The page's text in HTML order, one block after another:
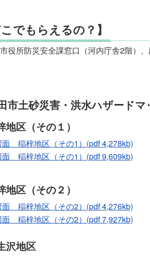
こでもらえるの？】
役所防災安全課窓口（河内庁舎2階）
市土砂災害・洪水ハザード
地区（その１）
面 稲梓地区（その1）(pdf 4,278kb)
面 稲梓地区（その1）(pdf 9,609kb)
地区（その２）
面 稲梓地区（その2）(pdf 4,276kb)
面 稲梓地区（その2）(pdf 7,927kb)
沢地区